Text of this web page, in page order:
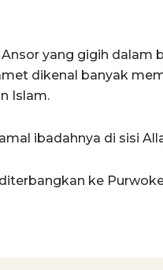
yang gigih dalam
dikenal banyak
Islam.
ibadahnya di sisi
ke